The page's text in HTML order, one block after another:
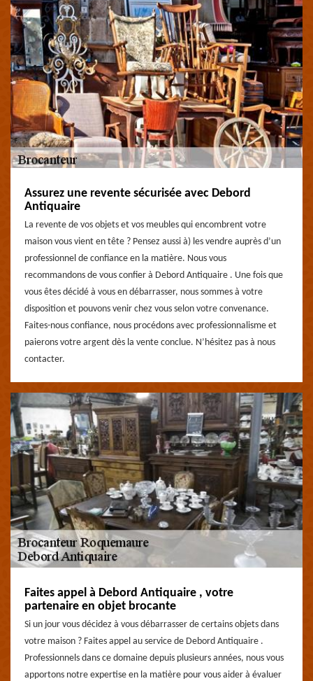
Assurez une revente sécurisée avec Debord
Antiquaire
La revente de vos objets et vos meubles qui encombrent votre
maison vous vient en tête ? Pensez aussi à) les vendre auprès d’un
professionnel de confiance en la matière. Nous vous
recommandons de vous confier à Debord Antiquaire . Une fois que
vous êtes décidé à vous en débarrasser, nous sommes à votre
disposition et pouvons venir chez vous selon votre convenance.
Faites-nous confiance, nous procédons avec professionnalisme et
paierons votre argent dès la vente conclue. N’hésitez pas à nous
contacter.
Faites appel à Debord Antiquaire , votre
partenaire en objet brocante
Si un jour vous décidez à vous débarrasser de certains objets dans
votre maison ? Faites appel au service de Debord Antiquaire .
Professionnels dans ce domaine depuis plusieurs années, nous vous
apportons notre expertise en la matière pour vous aider à évaluer